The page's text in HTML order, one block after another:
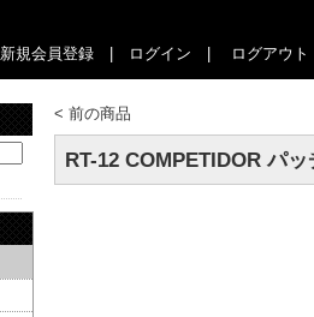
新規会員登録 ログイン ログアウト
< 前の商品
RT-12 COMPETIDOR パ